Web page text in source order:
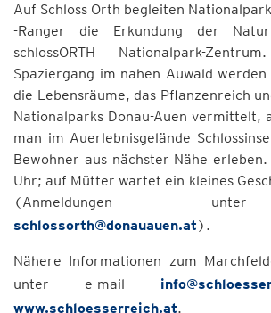
Auf Schloss Orth begleiten
-Ranger die Erkundung der
schlossORTH Nationalpark-
Spaziergang im nahen Auwald
die Lebensräume, das Pflanzenreich
Nationalparks Donau-Auen vermittelt,
man im Auerlebnisgelände
Bewohner aus nächster Nähe
Uhr; auf Mütter wartet ein kleines
(Anmeldungen
schlossorth@donauauen.at).
Nähere Informationen zum
unter e-mail
www.schloesserreich.at.